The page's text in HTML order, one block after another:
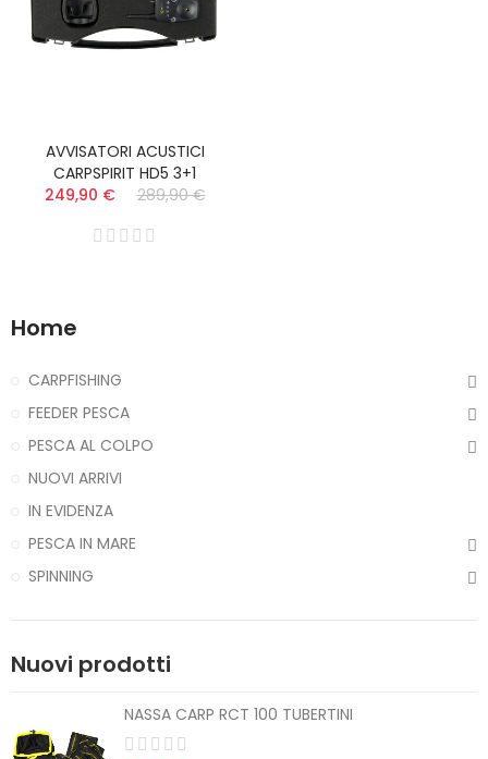
AVVISATORI ACUSTICI
CARPSPIRIT HD5 3+1
249,90 €
289,90 €
Home
CARPFISHING
FEEDER PESCA
PESCA AL COLPO
NUOVI ARRIVI
IN EVIDENZA
PESCA IN MARE
SPINNING
Nuovi prodotti
NASSA CARP RCT 100 TUBERTINI